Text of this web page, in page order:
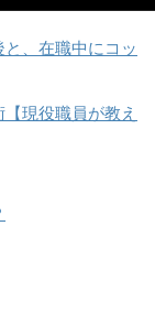
、在職中にコッ
現役職員が教え